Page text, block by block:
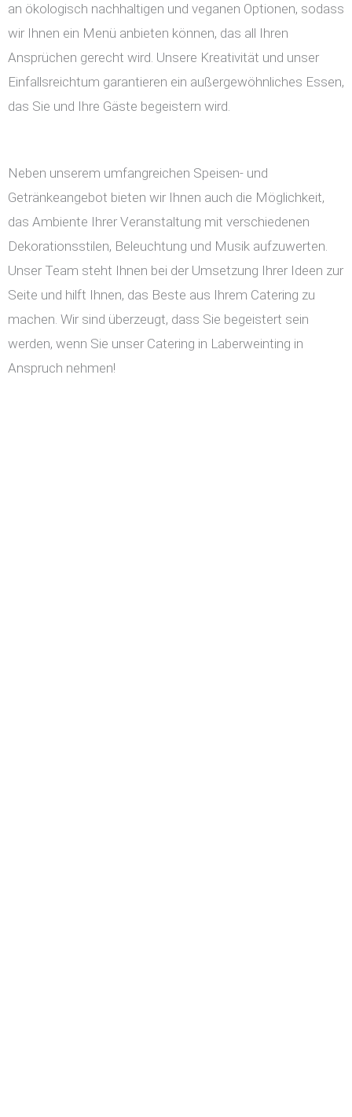
an ökologisch nachhaltigen und veganen Optionen, sodass
wir Ihnen ein Menü anbieten können, das all Ihren
Ansprüchen gerecht wird. Unsere Kreativität und unser
Einfallsreichtum garantieren ein außergewöhnliches Essen,
das Sie und Ihre Gäste begeistern wird.
Neben unserem umfangreichen Speisen- und
Getränkeangebot bieten wir Ihnen auch die Möglichkeit,
das Ambiente Ihrer Veranstaltung mit verschiedenen
Dekorationsstilen, Beleuchtung und Musik aufzuwerten.
Unser Team steht Ihnen bei der Umsetzung Ihrer Ideen zur
Seite und hilft Ihnen, das Beste aus Ihrem Catering zu
machen. Wir sind überzeugt, dass Sie begeistert sein
werden, wenn Sie unser Catering in Laberweinting in
Anspruch nehmen!